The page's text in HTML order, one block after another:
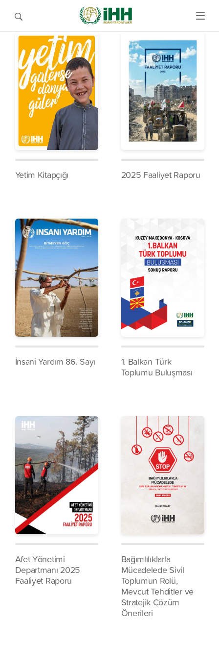
Yetim Kitapçığı 2025 Faaliyet Raporu
İnsani Yardım 86. Sayı
1. Balkan Türk
Toplumu Buluşması
Afet Yönetimi
Departmanı 2025
Faaliyet Raporu
Bağımlılıklarla
Mücadelede Sivil
Toplumun Rolü,
Mevcut Tehditler ve
Stratejik Çözüm
Önerileri